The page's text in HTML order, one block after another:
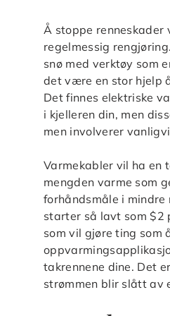
Å stoppe
regelmessig
snø med verktøy som
det være en stor hjelp
Det finnes elektriske
i kjelleren din, men
men involverer
Varmekabler vil ha en
mengden varme som
forhåndsmåle i
starter så lavt som $2
som vil gjøre ting som
takrennene dine. Det
strømmen blir slått av